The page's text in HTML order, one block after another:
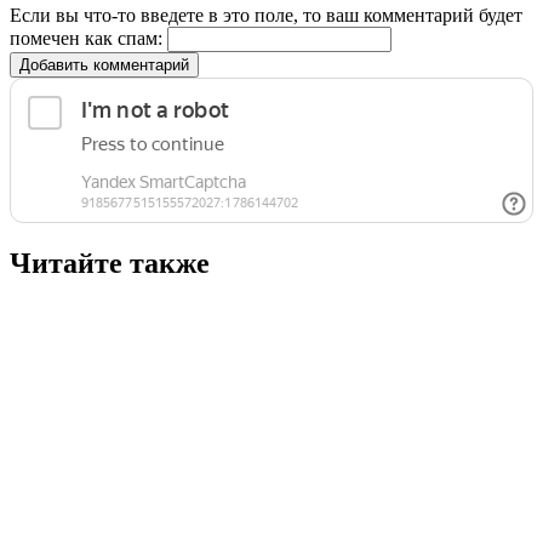
Если вы что-то введете в это поле, то ваш комментарий будет
помечен как спам:
Добавить комментарий
Читайте также